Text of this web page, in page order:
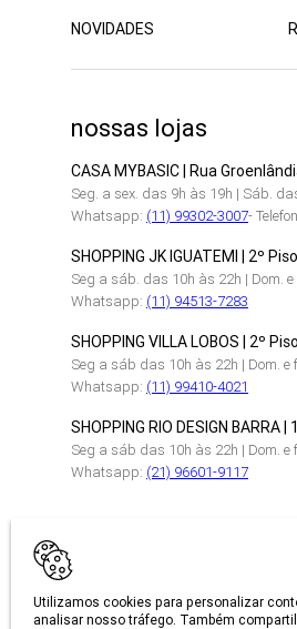
Utilizamos cookies para personalizar
analisar nosso tráfego. Também
NOVIDADES
nossas lojas
CASA MYBASIC | Rua
Seg. a sex. das 9h às 19h | Sáb.
Whatsapp: (11) 99302-3007-
SHOPPING JK IGUATEMI | 2º
Seg a sáb. das 10h às 22h | Dom.
Whatsapp: (11) 94513-7283
SHOPPING VILLA LOBOS | 2º
Seg a sáb das 10h às 22h | Dom.
Whatsapp: (11) 99410-4021
SHOPPING RIO DESIGN BARRA
Seg a sáb das 10h às 22h | Dom.
Whatsapp: (21) 96601-9117